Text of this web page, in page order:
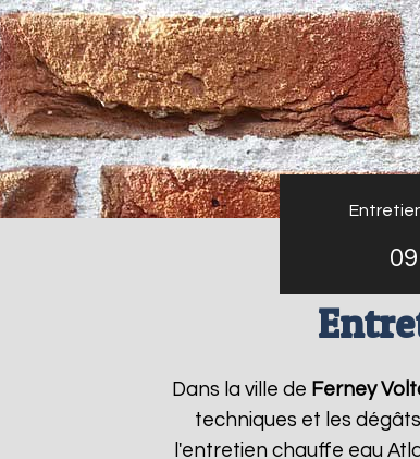
Dans la ville de Ferney
techniques et les
l'entretien chauffe eau